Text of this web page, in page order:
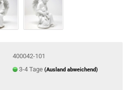
400042-101
3-4 Tage (Ausland abweichend)